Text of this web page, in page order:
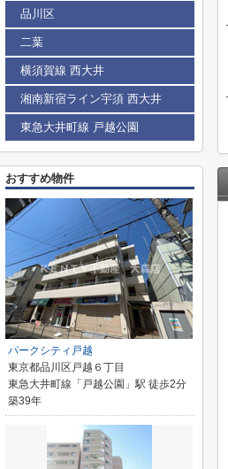
品川区
二葉
横須賀線 西大井
湘南新宿ライン宇須 西大井
東急大井町線 戸越公園
おすすめ物件
パークシティ戸越
東京都品川区戸越６丁目
東急大井町線「戸越公園」駅 徒歩2分
築39年